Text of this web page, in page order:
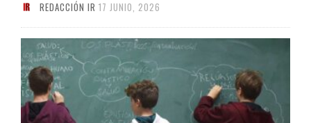
REDACCIÓN IR 17 JUNIO, 2026